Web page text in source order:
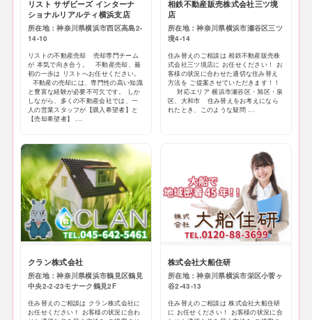
リスト サザビーズ インターナ
ショナルリアルティ横浜支店
所在地：神奈川県横浜市西区高島2-
14-10
リストの不動産売却 売却専門チーム
が 本気で向き合う。 不動産売却、最
初の一歩は リストへお任せください。
不動産の売却には、専門性の高い知識
と豊富な経験が必要不可欠です。 しか
しながら、多くの不動産会社では、一
人の営業スタッフが【購入希望者】と
【売却希望者】 ...
相鉄不動産販売株式会社三ツ境
店
所在地：神奈川県横浜市瀬谷区三ツ
境4-14
住み替えのご相談は 相鉄不動産販売株
式会社三ツ境店に お任せください！ お
客様の状況に合わせた適切な住み替え
方法を ご提案させていただきます！！
対応エリア 横浜市瀬谷区・旭区・泉
区、大和市 住み替えをお考えになら
れたとき、このような疑問 ...
クラン株式会社
所在地：神奈川県横浜市鶴見区鶴見
中央2-2-23モナーク鶴見2F
住み替えのご相談は クラン株式会社に
お任せください！ お客様の状況に合わ
株式会社大船住研
所在地：神奈川県横浜市栄区小菅ヶ
谷2-43-13
住み替えのご相談は 株式会社大船住研
に お任せください！ お客様の状況に合